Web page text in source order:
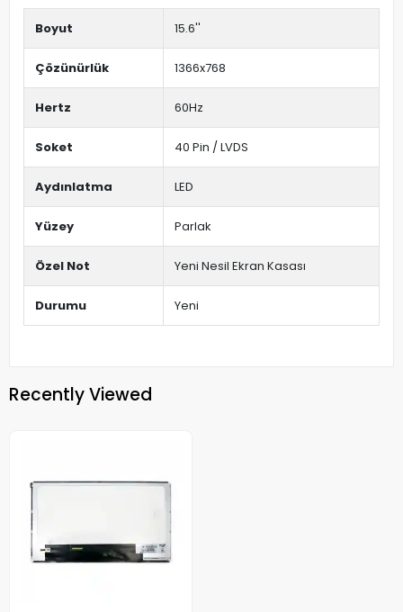
Boyut 15.6''
Çözünürlük 1366x768
Hertz 60Hz
Soket 40 Pin / LVDS
Aydınlatma LED
Yüzey Parlak
Özel Not Yeni Nesil Ekran Kasası
Durumu Yeni
Recently Viewed